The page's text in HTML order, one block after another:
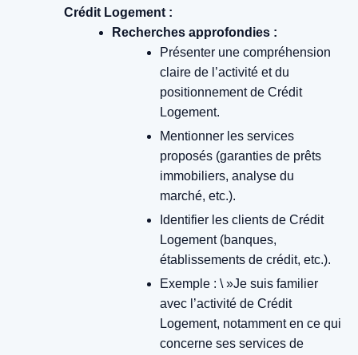
Crédit Logement :
Recherches approfondies :
Présenter une compréhension
claire de l’activité et du
positionnement de Crédit
Logement.
Mentionner les services
proposés (garanties de prêts
immobiliers, analyse du
marché, etc.).
Identifier les clients de Crédit
Logement (banques,
établissements de crédit, etc.).
Exemple : \ »Je suis familier
avec l’activité de Crédit
Logement, notamment en ce qui
concerne ses services de